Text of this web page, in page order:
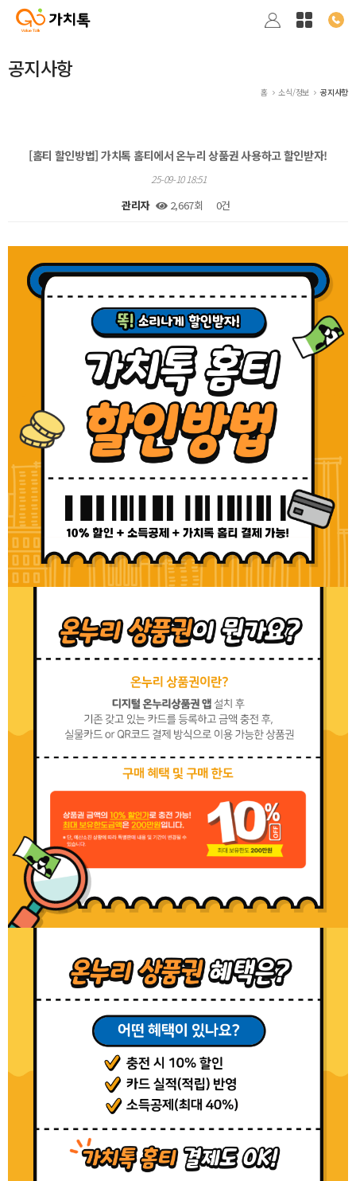
공지사항
홈 소식/정보 공지사항
[홈티 할인방법] 가치톡 홈티에서 온누리 상품권 사용하고 할인받자!
25-09-10 18:51
관리자 2,667회 0건
본문